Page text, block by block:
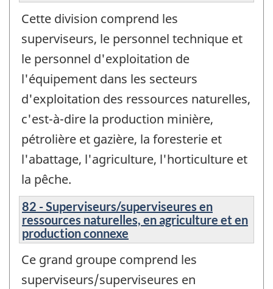
Cette division comprend les
superviseurs, le personnel technique et
le personnel d'exploitation de
l'équipement dans les secteurs
d'exploitation des ressources naturelles,
c'est-à-dire la production minière,
pétrolière et gazière, la foresterie et
l'abattage, l'agriculture, l'horticulture et
la pêche.
82 - Superviseurs/superviseures en
ressources naturelles, en agriculture et en
production connexe
Ce grand groupe comprend les
superviseurs/superviseures en